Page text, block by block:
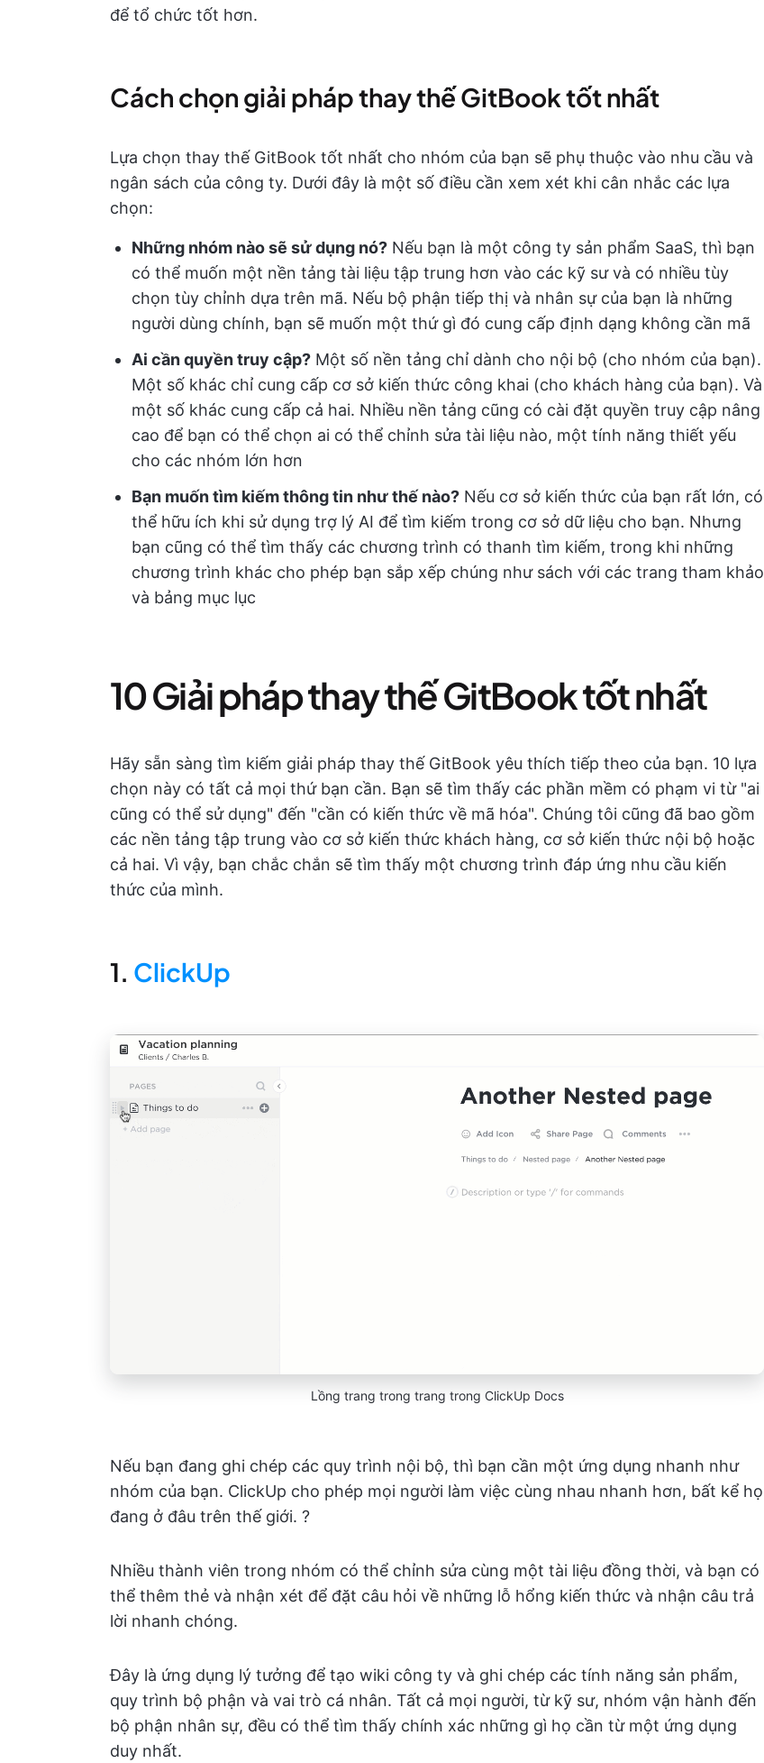
để tổ chức tốt hơn.
Cách chọn giải pháp thay thế GitBook tốt nhất
Lựa chọn thay thế GitBook tốt nhất cho nhóm của bạn sẽ phụ thuộc vào nhu cầu và
ngân sách của công ty. Dưới đây là một số điều cần xem xét khi cân nhắc các lựa
chọn:
Những nhóm nào sẽ sử dụng nó? Nếu bạn là một công ty sản phẩm SaaS, thì bạn
có thể muốn một nền tảng tài liệu tập trung hơn vào các kỹ sư và có nhiều tùy
chọn tùy chỉnh dựa trên mã. Nếu bộ phận tiếp thị và nhân sự của bạn là những
người dùng chính, bạn sẽ muốn một thứ gì đó cung cấp định dạng không cần mã
Ai cần quyền truy cập? Một số nền tảng chỉ dành cho nội bộ (cho nhóm của bạn).
Một số khác chỉ cung cấp cơ sở kiến thức công khai (cho khách hàng của bạn). Và
một số khác cung cấp cả hai. Nhiều nền tảng cũng có cài đặt quyền truy cập nâng
cao để bạn có thể chọn ai có thể chỉnh sửa tài liệu nào, một tính năng thiết yếu
cho các nhóm lớn hơn
Bạn muốn tìm kiếm thông tin như thế nào? Nếu cơ sở kiến thức của bạn rất lớn, có
thể hữu ích khi sử dụng trợ lý AI để tìm kiếm trong cơ sở dữ liệu cho bạn. Nhưng
bạn cũng có thể tìm thấy các chương trình có thanh tìm kiếm, trong khi những
chương trình khác cho phép bạn sắp xếp chúng như sách với các trang tham khảo
và bảng mục lục
10 Giải pháp thay thế GitBook tốt nhất
Hãy sẵn sàng tìm kiếm giải pháp thay thế GitBook yêu thích tiếp theo của bạn. 10 lựa
chọn này có tất cả mọi thứ bạn cần. Bạn sẽ tìm thấy các phần mềm có phạm vi từ "ai
cũng có thể sử dụng" đến "cần có kiến thức về mã hóa". Chúng tôi cũng đã bao gồm
các nền tảng tập trung vào cơ sở kiến thức khách hàng, cơ sở kiến thức nội bộ hoặc
cả hai. Vì vậy, bạn chắc chắn sẽ tìm thấy một chương trình đáp ứng nhu cầu kiến
thức của mình.
1. ClickUp
Lồng trang trong trang trong ClickUp Docs
Nếu bạn đang ghi chép các quy trình nội bộ, thì bạn cần một ứng dụng nhanh như
nhóm của bạn. ClickUp cho phép mọi người làm việc cùng nhau nhanh hơn, bất kể họ
đang ở đâu trên thế giới. ?
Nhiều thành viên trong nhóm có thể chỉnh sửa cùng một tài liệu đồng thời, và bạn có
thể thêm thẻ và nhận xét để đặt câu hỏi về những lỗ hổng kiến thức và nhận câu trả
lời nhanh chóng.
Đây là ứng dụng lý tưởng để tạo wiki công ty và ghi chép các tính năng sản phẩm,
quy trình bộ phận và vai trò cá nhân. Tất cả mọi người, từ kỹ sư, nhóm vận hành đến
bộ phận nhân sự, đều có thể tìm thấy chính xác những gì họ cần từ một ứng dụng
duy nhất.